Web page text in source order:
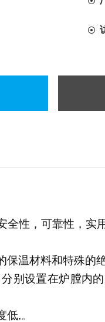
性，可靠性，实
温材料和特殊的绝
别设置在炉膛内
低,。